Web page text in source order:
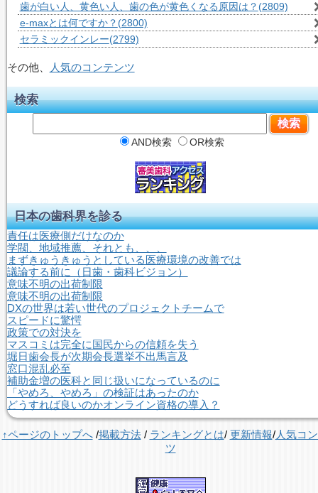
歯が白い人、黄色い人、歯の色が黄色くなる原因は？ (2809)
e-maxとは何ですか？ (2800)
セラミックインレー(2799)
その他、 人気のコンテンツ
検索
AND検索 OR検索
日本の歯科界を診る
責任は医療側だけなのか
学閥、地域推薦、それとも、、、
まずきゅうきゅうとしている医療環境の改善では
議論する前に（日歯・歯科ビジョン）
意味不明の出荷制限
意味不明の出荷制限
DXの世界は若い世代のプロジェクトチームで
スピードに驚愕
政策での対決を
マスコミは完全に国民からの信頼を失う
堀日歯会長が次期会長選挙不出馬言及
窓口混乱必至
補助金増の医科と同じ扱いになっているのに
「やめろ、やめろ」の検証はあったのか
どうすれば良いのかオンライン資格の導入？
↑ページのトップへ/掲載方法/ ランキングとは/ 更新情報/人気コ
ツ